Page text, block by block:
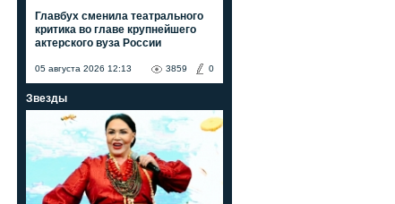
Главбух сменила театрального
критика во главе крупнейшего
актерского вуза России
05 августа 2026 12:13 0
3859
Звезды